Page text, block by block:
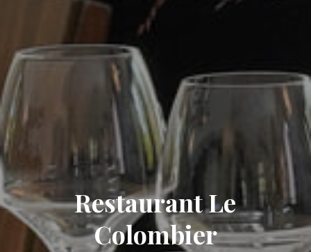
Restaurant Le
Colombier